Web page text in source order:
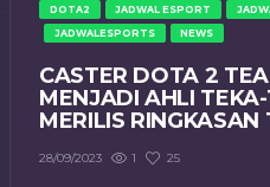
DOTA2 JADWAL ESPORT
JADWALESPORTS
NEWS
CASTER DOTA 2
MENJADI AHLI
MERILIS RINGKASAN
28/09/2023 1 25